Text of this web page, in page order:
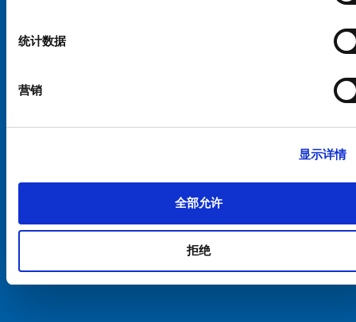
统计数据
营销
显示详情
全部允许
拒绝
粤ICP备 2021170698号